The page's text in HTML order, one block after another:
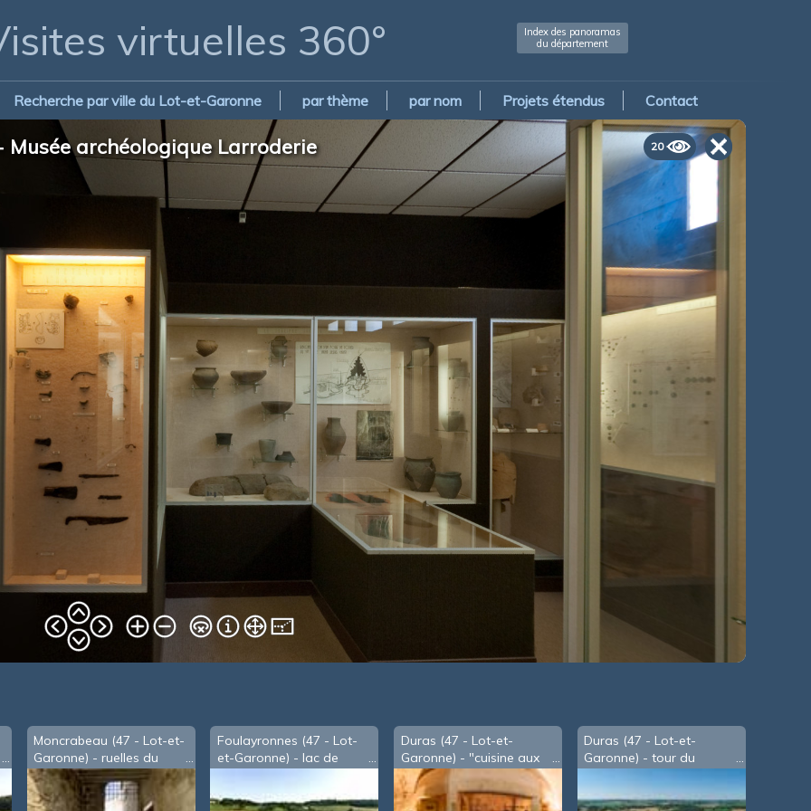
virtuelles 360°
Index des panoramas
du département
Recherche par ville du Lot-et-Garonne par thème par nom Projets étendus Contact
20
archéologique Larroderie
Moncrabeau (47 - Lot-et-
Garonne) - ruelles du
village
Foulayronnes (47 - Lot-
et-Garonne) - lac de
Duras (47 - Lot-et-
Garonne) - "cuisine aux
100 fagots"
Duras (47 - Lot-et-
Garonne) - tour du